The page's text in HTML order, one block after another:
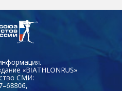
«BIATHLONRUS»
СМИ: